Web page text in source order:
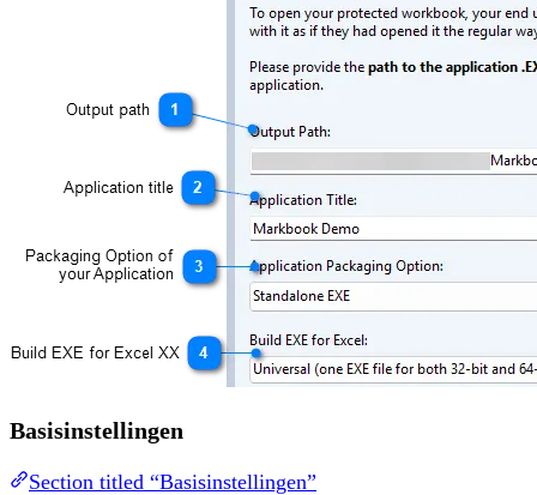
Basisinstellingen
Section titled “Basisinstellingen”